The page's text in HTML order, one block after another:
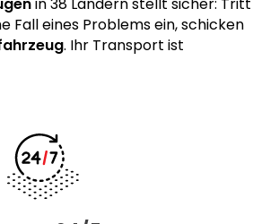
Fall eines Problems ein, schicken
. Ihr Transport ist